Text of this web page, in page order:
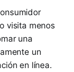
visita menos
una
un
en línea.